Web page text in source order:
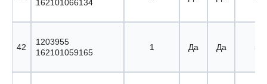
162101066134
42
1203955
162101059165
1 Да Да 50